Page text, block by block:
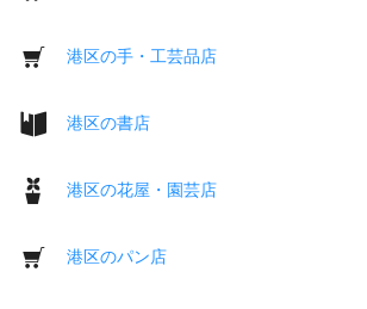
港区の手・工芸品店
港区の書店
港区の花屋・園芸店
港区のパン店